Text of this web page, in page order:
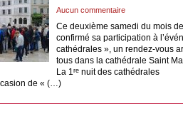
Aucun commentaire
Ce deuxième samedi du mois
confirmé sa participation à
cathédrales », un rendez-vous
tous dans la cathédrale Saint
La 1 re nuit des cathédrales
de « (…)